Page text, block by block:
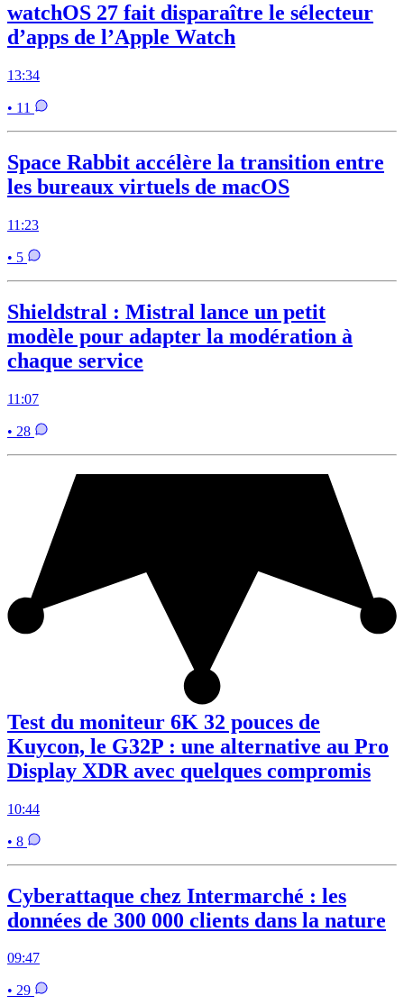
watchOS 27 fait disparaître le sélecteur
d’apps de l’Apple Watch
13:34
• 11
Space Rabbit accélère la transition entre
les bureaux virtuels de macOS
11:23
• 5
Shieldstral : Mistral lance un petit
modèle pour adapter la modération à
chaque service
11:07
• 28
Test du moniteur 6K 32 pouces de
Kuycon, le G32P : une alternative au Pro
Display XDR avec quelques compromis
10:44
• 8
Cyberattaque chez Intermarché : les
données de 300 000 clients dans la nature
09:47
• 29